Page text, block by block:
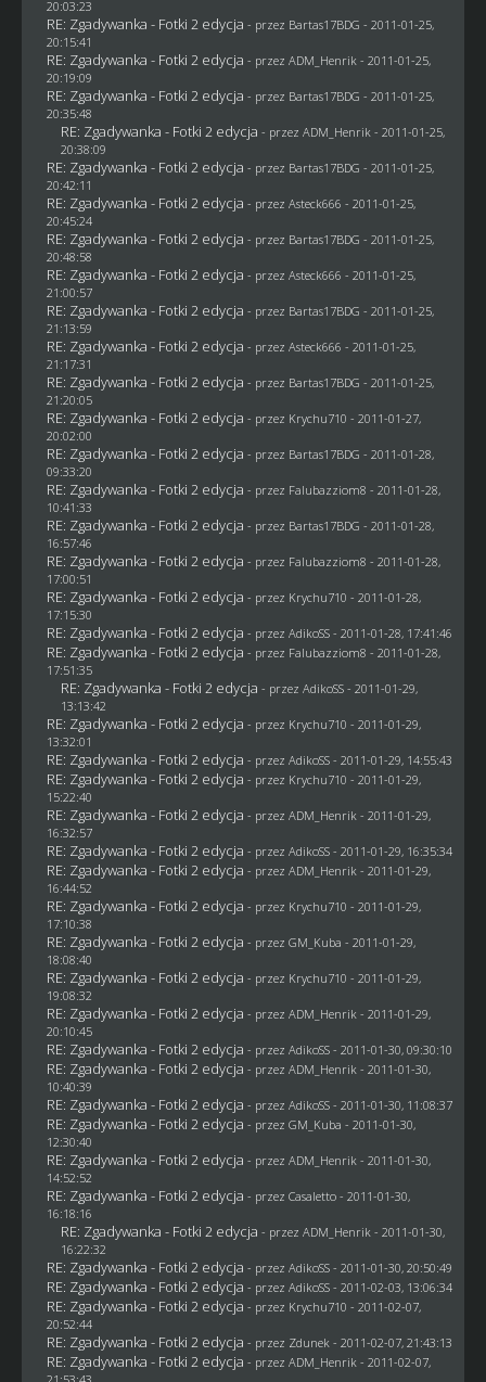
20:03:23
RE: Zgadywanka - Fotki 2 edycja - przez Bartas17BDG - 2011-01-25,
20:15:41
RE: Zgadywanka - Fotki 2 edycja - przez ADM_Henrik - 2011-01-25,
20:19:09
RE: Zgadywanka - Fotki 2 edycja - przez Bartas17BDG - 2011-01-25,
20:35:48
RE: Zgadywanka - Fotki 2 edycja - przez ADM_Henrik - 2011-01-25,
20:38:09
RE: Zgadywanka - Fotki 2 edycja - przez Bartas17BDG - 2011-01-25,
20:42:11
RE: Zgadywanka - Fotki 2 edycja - przez Asteck666 - 2011-01-25,
20:45:24
RE: Zgadywanka - Fotki 2 edycja - przez Bartas17BDG - 2011-01-25,
20:48:58
RE: Zgadywanka - Fotki 2 edycja - przez Asteck666 - 2011-01-25,
21:00:57
RE: Zgadywanka - Fotki 2 edycja - przez Bartas17BDG - 2011-01-25,
21:13:59
RE: Zgadywanka - Fotki 2 edycja - przez Asteck666 - 2011-01-25,
21:17:31
RE: Zgadywanka - Fotki 2 edycja - przez Bartas17BDG - 2011-01-25,
21:20:05
RE: Zgadywanka - Fotki 2 edycja - przez Krychu710 - 2011-01-27,
20:02:00
RE: Zgadywanka - Fotki 2 edycja - przez Bartas17BDG - 2011-01-28,
09:33:20
RE: Zgadywanka - Fotki 2 edycja - przez Falubazziom8 - 2011-01-28,
10:41:33
RE: Zgadywanka - Fotki 2 edycja - przez Bartas17BDG - 2011-01-28,
16:57:46
RE: Zgadywanka - Fotki 2 edycja - przez Falubazziom8 - 2011-01-28,
17:00:51
RE: Zgadywanka - Fotki 2 edycja - przez Krychu710 - 2011-01-28,
17:15:30
RE: Zgadywanka - Fotki 2 edycja - przez AdikoSS - 2011-01-28, 17:41:46
RE: Zgadywanka - Fotki 2 edycja - przez Falubazziom8 - 2011-01-28,
17:51:35
RE: Zgadywanka - Fotki 2 edycja - przez AdikoSS - 2011-01-29,
13:13:42
RE: Zgadywanka - Fotki 2 edycja - przez Krychu710 - 2011-01-29,
13:32:01
RE: Zgadywanka - Fotki 2 edycja - przez AdikoSS - 2011-01-29, 14:55:43
RE: Zgadywanka - Fotki 2 edycja - przez Krychu710 - 2011-01-29,
15:22:40
RE: Zgadywanka - Fotki 2 edycja - przez ADM_Henrik - 2011-01-29,
16:32:57
RE: Zgadywanka - Fotki 2 edycja - przez AdikoSS - 2011-01-29, 16:35:34
RE: Zgadywanka - Fotki 2 edycja - przez ADM_Henrik - 2011-01-29,
16:44:52
RE: Zgadywanka - Fotki 2 edycja - przez Krychu710 - 2011-01-29,
17:10:38
RE: Zgadywanka - Fotki 2 edycja - przez GM_Kuba - 2011-01-29,
18:08:40
RE: Zgadywanka - Fotki 2 edycja - przez Krychu710 - 2011-01-29,
19:08:32
RE: Zgadywanka - Fotki 2 edycja - przez ADM_Henrik - 2011-01-29,
20:10:45
RE: Zgadywanka - Fotki 2 edycja - przez AdikoSS - 2011-01-30, 09:30:10
RE: Zgadywanka - Fotki 2 edycja - przez ADM_Henrik - 2011-01-30,
10:40:39
RE: Zgadywanka - Fotki 2 edycja - przez AdikoSS - 2011-01-30, 11:08:37
RE: Zgadywanka - Fotki 2 edycja - przez GM_Kuba - 2011-01-30,
12:30:40
RE: Zgadywanka - Fotki 2 edycja - przez ADM_Henrik - 2011-01-30,
14:52:52
RE: Zgadywanka - Fotki 2 edycja - przez Casaletto- 2011-01-30,
16:18:16
RE: Zgadywanka - Fotki 2 edycja - przez ADM_Henrik - 2011-01-30,
16:22:32
RE: Zgadywanka - Fotki 2 edycja - przez AdikoSS - 2011-01-30, 20:50:49
RE: Zgadywanka - Fotki 2 edycja - przez AdikoSS - 2011-02-03, 13:06:34
RE: Zgadywanka - Fotki 2 edycja - przez Krychu710 - 2011-02-07,
20:52:44
RE: Zgadywanka - Fotki 2 edycja - przez Zdunek - 2011-02-07, 21:43:13
RE: Zgadywanka - Fotki 2 edycja - przez ADM_Henrik - 2011-02-07,